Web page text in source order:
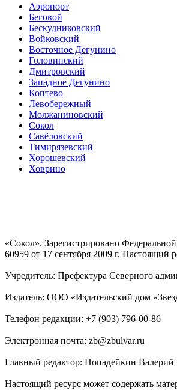
Аэропорт
Беговой
Бескудниковский
Войковский
Восточное Дегунино
Головинский
Дмитровский
Западное Дегунино
Коптево
Левобережный
Молжаниновский
Сокол
Савёловский
Тимирязевский
Хорошевский
Ховрино
«Сокол». Зарегистрировано
60959 от 17 сентября 2009 г. Настоящий
Учредитель: Префектура Северного
Издатель: ООО «Издательский дом
Телефон редакции: +7 (903) 796-00-86
Электронная почта: zb@zbulvar.ru
Главный редактор: Попадейкин Валерий
Настоящий ресурс может содержать